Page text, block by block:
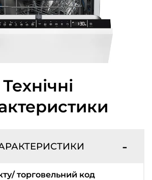
Технічні
торговельний код